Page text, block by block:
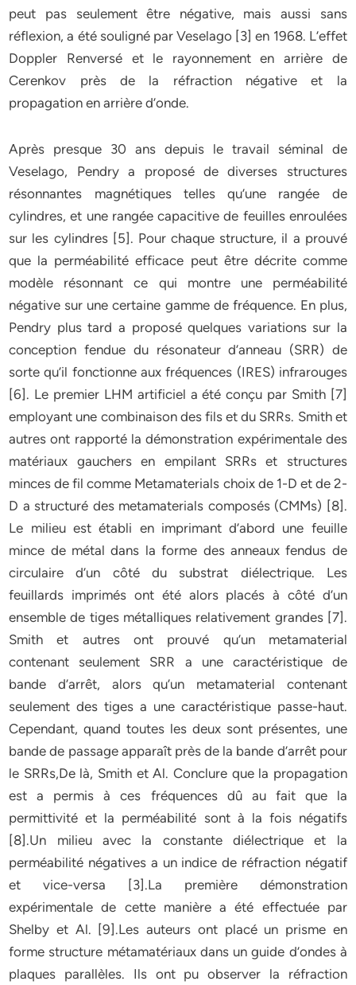
peut pas seulement être négative, mais aussi sans
réflexion, a été souligné par Veselago [3] en 1968. L’effet
Doppler Renversé et le rayonnement en arrière de
Cerenkov près de la réfraction négative et la
propagation en arrière d’onde.
Après presque 30 ans depuis le travail séminal de
Veselago, Pendry a proposé de diverses structures
résonnantes magnétiques telles qu’une rangée de
cylindres, et une rangée capacitive de feuilles enroulées
sur les cylindres [5]. Pour chaque structure, il a prouvé
que la perméabilité efficace peut être décrite comme
modèle résonnant ce qui montre une perméabilité
négative sur une certaine gamme de fréquence. En plus,
Pendry plus tard a proposé quelques variations sur la
conception fendue du résonateur d’anneau (SRR) de
sorte qu’il fonctionne aux fréquences (IRES) infrarouges
[6]. Le premier LHM artificiel a été conçu par Smith [7]
employant une combinaison des fils et du SRRs. Smith et
autres ont rapporté la démonstration expérimentale des
matériaux gauchers en empilant SRRs et structures
minces de fil comme Metamaterials choix de 1-D et de 2-
D a structuré des metamaterials composés (CMMs) [8].
Le milieu est établi en imprimant d’abord une feuille
mince de métal dans la forme des anneaux fendus de
circulaire d’un côté du substrat diélectrique. Les
feuillards imprimés ont été alors placés à côté d’un
ensemble de tiges métalliques relativement grandes [7].
Smith et autres ont prouvé qu’un metamaterial
contenant seulement SRR a une caractéristique de
bande d’arrêt, alors qu’un metamaterial contenant
seulement des tiges a une caractéristique passe-haut.
Cependant, quand toutes les deux sont présentes, une
bande de passage apparaît près de la bande d’arrêt pour
le SRRs,De là, Smith et Al. Conclure que la propagation
est a permis à ces fréquences dû au fait que la
permittivité et la perméabilité sont à la fois négatifs
[8].Un milieu avec la constante diélectrique et la
perméabilité négatives a un indice de réfraction négatif
et vice-versa [3].La première démonstration
expérimentale de cette manière a été effectuée par
Shelby et Al. [9].Les auteurs ont placé un prisme en
forme structure métamatériaux dans un guide d’ondes à
plaques parallèles. Ils ont pu observer la réfraction